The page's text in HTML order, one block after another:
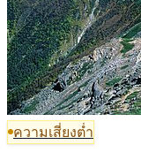
ความเสี่ยงต่ำ